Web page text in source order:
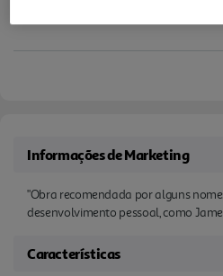
Informações de Marketing
"Obra recomendada por alguns
desenvolvimento pessoal, como
Características